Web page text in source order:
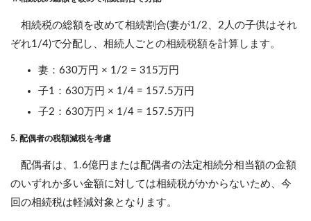
相続税の総額を改めて相続割合(妻が1/2、2人の子供はそれ
ぞれ1/4)で分配し、相続人ごとの相続税額を計算します。
妻：630万円 × 1/2 = 315万円
子1：630万円 × 1/4 = 157.5万円
子2：630万円 × 1/4 = 157.5万円
5. 配偶者の税額減税を考慮
配偶者は、1.6億円または配偶者の法定相続分相当額の金額
のいずれか多い金額に対しては相続税がかからないため、今
回の相続税は軽減対象となります。